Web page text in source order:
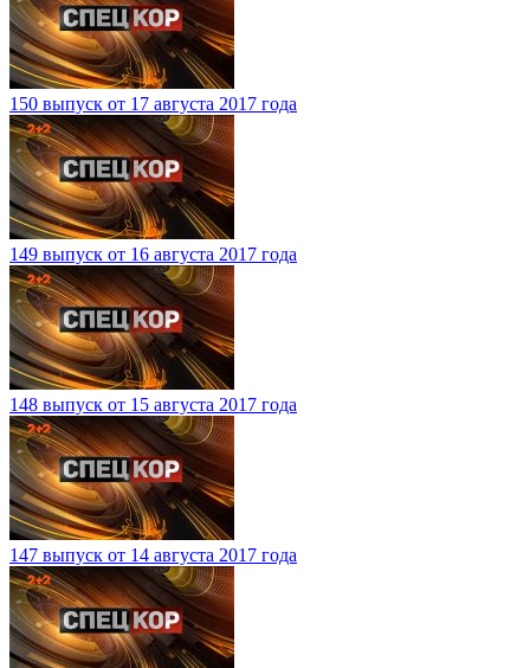
150 выпуск от 17 августа 2017 года
149 выпуск от 16 августа 2017 года
148 выпуск от 15 августа 2017 года
147 выпуск от 14 августа 2017 года